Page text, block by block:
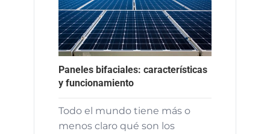
Paneles bifaciales: características
y funcionamiento
Todo el mundo tiene más o
menos claro qué son los